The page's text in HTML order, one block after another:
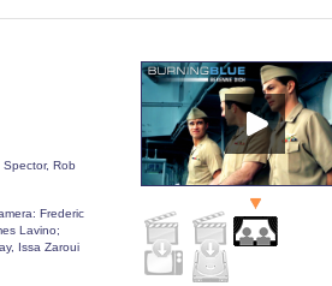
Rob
Frederic
Lavino;
Issa Zaroui